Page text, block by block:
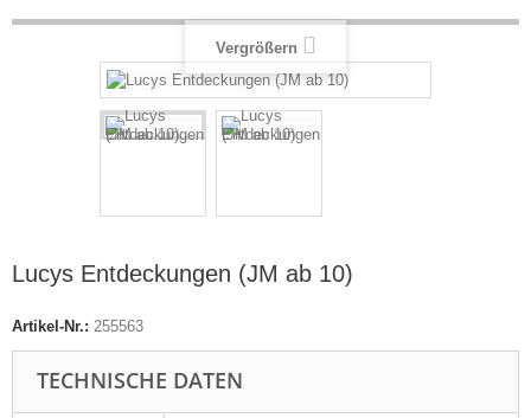
Vergrößern
Lucys Entdeckungen (JM ab 10)
Artikel-Nr.: 255563
TECHNISCHE DATEN